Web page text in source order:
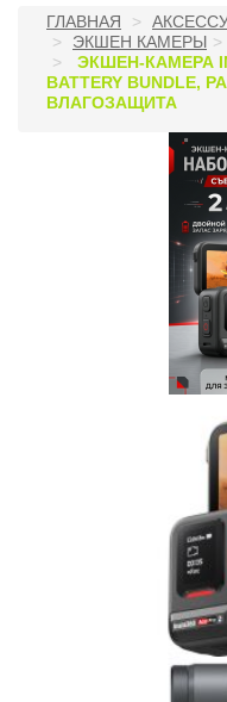
ГЛАВНАЯ
ЭКШЕН КАМЕРЫ
ЭКШЕН-КАМЕРА
BATTERY BUNDLE,
ВЛАГОЗАЩИТА